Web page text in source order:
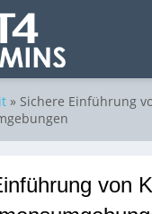
» Sichere Einführung
von